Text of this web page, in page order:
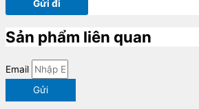
Sản phẩm liên quan
Email
Gửi